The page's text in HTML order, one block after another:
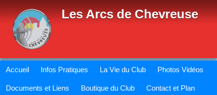
Les Arcs de Chevreuse
Accueil Infos Pratiques La Vie du Club Photos Vidéos
Documents et Liens Boutique du Club Contact et Plan